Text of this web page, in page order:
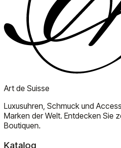
Art de Suisse
Luxusuhren, Schmuck und
Marken der Welt. Entdecken Sie
Boutiquen.
Katalog